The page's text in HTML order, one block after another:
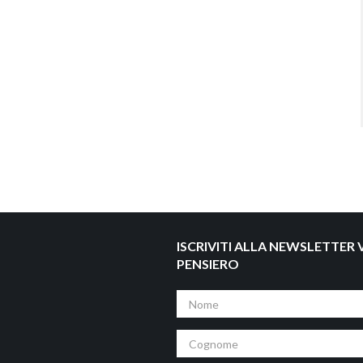
ISCRIVITI ALLA NEWSLETTER
PENSIERO